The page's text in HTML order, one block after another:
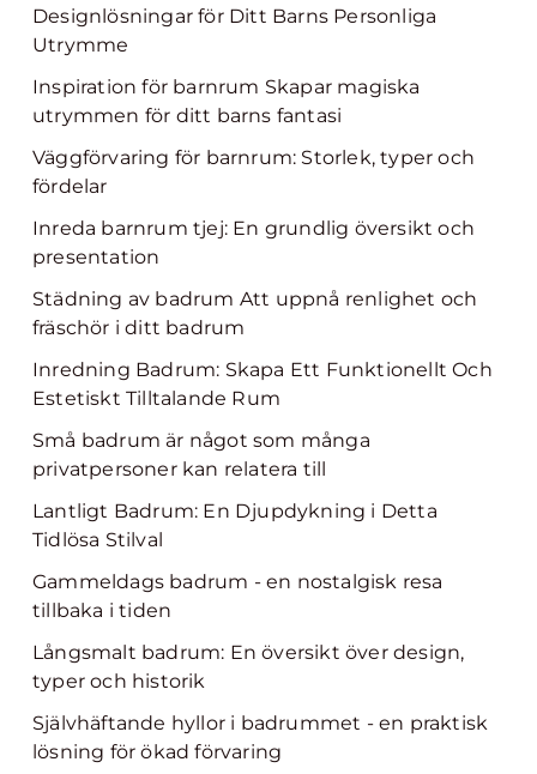
Designlösningar för Ditt Barns Personliga
Utrymme
Inspiration för barnrum Skapar magiska
utrymmen för ditt barns fantasi
Väggförvaring för barnrum: Storlek, typer och
fördelar
Inreda barnrum tjej: En grundlig översikt och
presentation
Städning av badrum Att uppnå renlighet och
fräschör i ditt badrum
Inredning Badrum: Skapa Ett Funktionellt Och
Estetiskt Tilltalande Rum
Små badrum är något som många
privatpersoner kan relatera till
Lantligt Badrum: En Djupdykning i Detta
Tidlösa Stilval
Gammeldags badrum - en nostalgisk resa
tillbaka i tiden
Långsmalt badrum: En översikt över design,
typer och historik
Självhäftande hyllor i badrummet - en praktisk
lösning för ökad förvaring